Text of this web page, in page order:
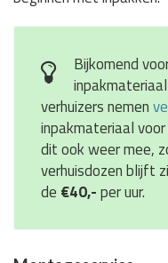
Bijkomend
verhuizers nemen
inpakmateriaal
dit ook weer mee,
verhuisdozen blijft
de €40,-per uur.